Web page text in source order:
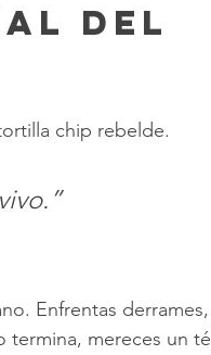
del
chip rebelde.
Enfrentas derrames,
termina, mereces un té